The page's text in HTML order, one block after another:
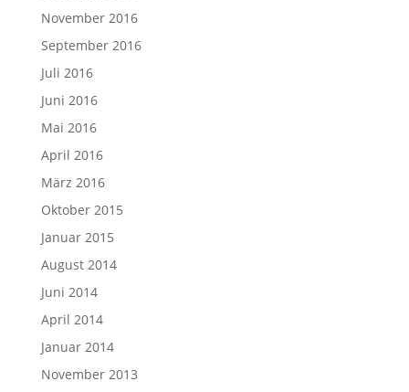
November 2016
September 2016
Juli 2016
Juni 2016
Mai 2016
April 2016
März 2016
Oktober 2015
Januar 2015
August 2014
Juni 2014
April 2014
Januar 2014
November 2013